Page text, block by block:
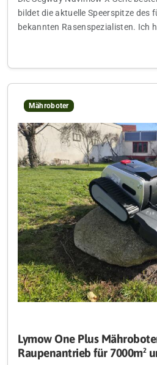
bildet die aktuelle Speerspitze des
bekannten Rasenspezialisten. Ich
Mähroboter
Lymow One Plus
Raupenantrieb für 7000m²